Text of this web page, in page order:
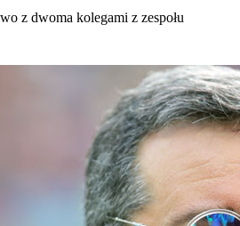
z dwoma kolegami z zespołu